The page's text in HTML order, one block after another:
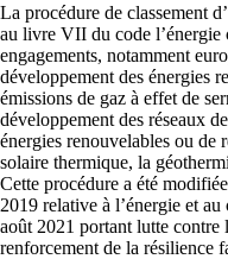
La procédure de classement
au livre VII du code l’énergie
engagements, notamment
développement des énergies
émissions de gaz à effet de
développement des réseaux
énergies renouvelables ou de
solaire thermique, la
Cette procédure a été
2019 relative à l’énergie et
août 2021 portant lutte contre
renforcement de la résilience